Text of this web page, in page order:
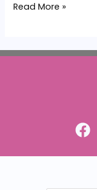
Read More »